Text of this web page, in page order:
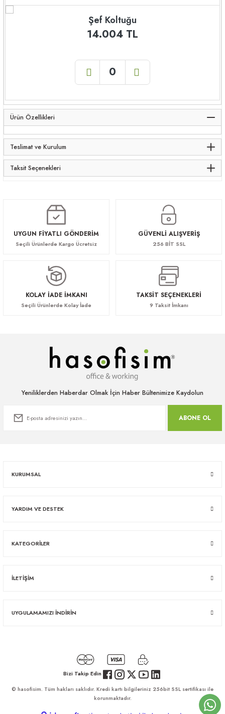
Şef Koltuğu
14.004 TL
Ürün Özellikleri
Teslimat ve Kurulum
Taksit Seçenekleri
UYGUN FİYATLI GÖNDERİM
Seçili Ürünlerde Kargo Ücretsiz
GÜVENLİ ALIŞVERİŞ
256 BİT SSL
KOLAY İADE İMKANI
Seçili Ürünlerde Kolay İade
TAKSİT SEÇENEKLERİ
9 Taksit İmkanı
Yeniliklerden Haberdar Olmak İçin Haber Bültenimize Kaydolun
ABONE OL
KURUMSAL
YARDIM VE DESTEK
KATEGORİLER
İLETİŞİM
UYGULAMAMIZI İNDİRİN
© hasofisim. Tüm hakları saklıdır. Kredi kartı bilgileriniz 256bit SSL sertifikası ile
korunmaktadır.
Bizi Takip Edin